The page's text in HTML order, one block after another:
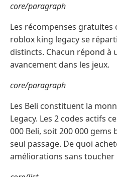
core/paragraph
Les récompenses gratuites
roblox king legacy se
distincts. Chacun répond à
avancement dans les jeux.
core/paragraph
Les Beli constituent la
Legacy. Les 2 codes actifs
000 Beli, soit 200 000
seul passage. De quoi
améliorations sans toucher